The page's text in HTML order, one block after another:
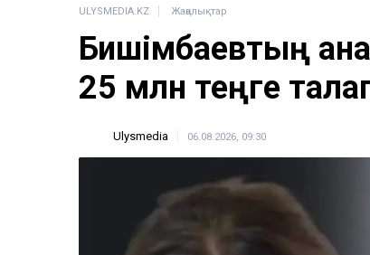
ULYSMEDIA.KZ Жаңалықтар
Бишімбаевтың
25 млн теңге
Ulysmedia 06.08.2026, 09:30